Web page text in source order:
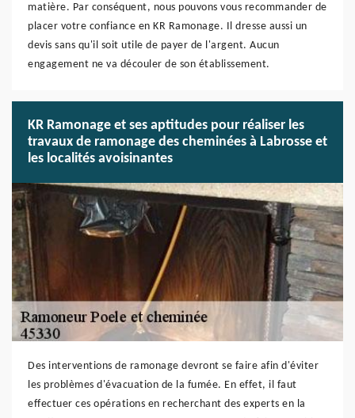
matière. Par conséquent, nous pouvons vous recommander de
placer votre confiance en KR Ramonage. Il dresse aussi un
devis sans qu'il soit utile de payer de l'argent. Aucun
engagement ne va découler de son établissement.
KR Ramonage et ses aptitudes pour réaliser les
travaux de ramonage des cheminées à Labrosse et
les localités avoisinantes
Des interventions de ramonage devront se faire afin d'éviter
les problèmes d'évacuation de la fumée. En effet, il faut
effectuer ces opérations en recherchant des experts en la